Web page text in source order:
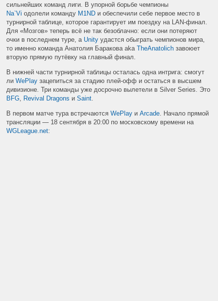
сильнейших команд лиги. В упорной борьбе чемпионы
Na`Vi одолели команду M1ND и обеспечили себе первое место в
турнирной таблице, которое гарантирует им поездку на LAN-финал.
Для «Мозгов» теперь всё не так безоблачно: если они потеряют
очки в последнем туре, а Unity удастся обыграть чемпионов мира,
то именно команда Анатолия Баракова aka TheAnatolich завоюет
вторую прямую путёвку на главный финал.
В нижней части турнирной таблицы осталась одна интрига: смогут
ли WePlay зацепиться за стадию плей-офф и остаться в высшем
дивизионе. Три команды уже досрочно вылетели в Silver Series. Это
BFG Revival Dragons и Saint
В первом матче тура встречаются WePlay и Arcade . Начало прямой
трансляции — 18 сентября в 20:00 по московскому времени на
WGLeague.net: